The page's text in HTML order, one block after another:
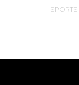
SPORTS